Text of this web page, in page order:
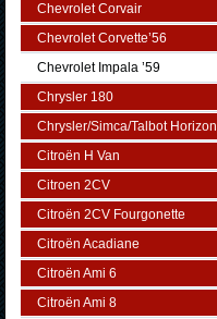
Chevrolet Corvair
Chevrolet Corvette’56
Chevrolet Impala ’59
Chrysler 180
Chrysler/Simca/Talbot Horizon
Citroën H Van
Citroen 2CV
Citroën 2CV Fourgonette
Citroën Acadiane
Citroën Ami 6
Citroën Ami 8